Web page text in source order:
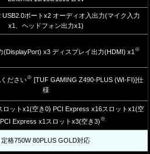
USB2.0ポートx2 オーディオ入出力(マイク入力
x1、ヘッドフォン出力x1)
(DisplayPort) x3 ディスプレイ出力(HDMI) x1 ※
ださい※ [TUF GAMING Z490-PLUS (WI-FI)]仕
様
ロットx1(空き0) PCI Express x16スロットx1(空
Express x1スロットx3(空き3) ※
定格750W 80PLUS GOLD対応